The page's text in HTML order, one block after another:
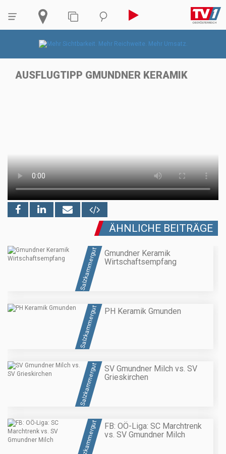
AUSFLUGTIPP GMUNDNER KERAMIK
ÄHNLICHE BEITRÄGE
Salzkammergut
Gmundner Keramik
Wirtschaftsempfang
Salzkammergut PH Keramik Gmunden
Salzkammergut
SV Gmundner Milch vs. SV
Grieskirchen
Salzkammergut
FB: OÖ-Liga: SC Marchtrenk
vs. SV Gmundner Milch